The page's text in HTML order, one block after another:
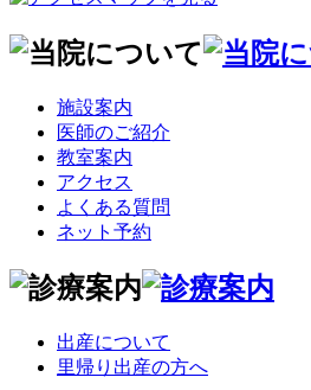
施設案内
医師のご紹介
教室案内
アクセス
よくある質問
ネット予約
出産について
里帰り出産の方へ